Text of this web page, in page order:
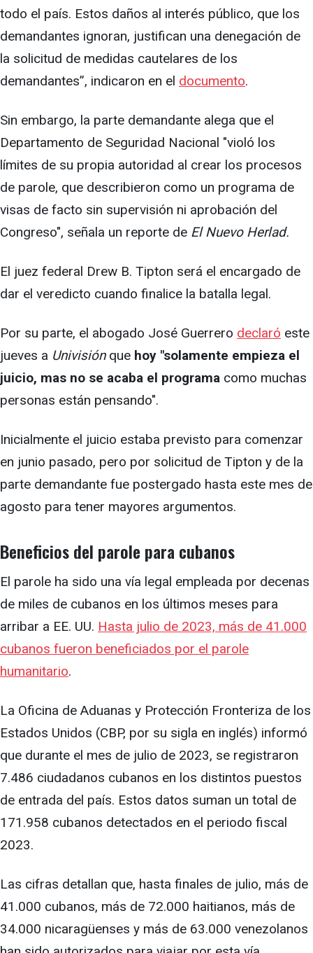
todo el país. Estos daños al interés público, que los
demandantes ignoran, justifican una denegación de
la solicitud de medidas cautelares de los
demandantes”, indicaron en el documento.
Sin embargo, la parte demandante alega que el
Departamento de Seguridad Nacional "violó los
límites de su propia autoridad al crear los procesos
de parole, que describieron como un programa de
visas de facto sin supervisión ni aprobación del
Congreso", señala un reporte de El Nuevo Herlad.
El juez federal Drew B. Tipton será el encargado de
dar el veredicto cuando finalice la batalla legal.
Por su parte, el abogado José Guerrero declaró este
jueves a Univisión que hoy "solamente empieza el
juicio, mas no se acaba el programa como muchas
personas están pensando".
Inicialmente el juicio estaba previsto para comenzar
en junio pasado, pero por solicitud de Tipton y de la
parte demandante fue postergado hasta este mes de
agosto para tener mayores argumentos.
Beneficios del parole para cubanos
El parole ha sido una vía legal empleada por decenas
de miles de cubanos en los últimos meses para
arribar a EE. UU. Hasta julio de 2023, más de 41.000
cubanos fueron beneficiados por el parole
humanitario.
La Oficina de Aduanas y Protección Fronteriza de los
Estados Unidos (CBP, por su sigla en inglés) informó
que durante el mes de julio de 2023, se registraron
7.486 ciudadanos cubanos en los distintos puestos
de entrada del país. Estos datos suman un total de
171.958 cubanos detectados en el periodo fiscal
2023.
Las cifras detallan que, hasta finales de julio, más de
41.000 cubanos, más de 72.000 haitianos, más de
34.000 nicaragüenses y más de 63.000 venezolanos